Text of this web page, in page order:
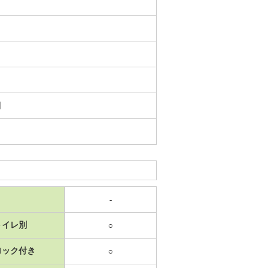
-
レ別 ○
ク付き ○